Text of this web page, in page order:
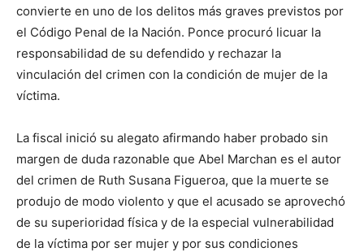
convierte en uno de los delitos más graves previstos por
el Código Penal de la Nación. Ponce procuró licuar la
responsabilidad de su defendido y rechazar la
vinculación del crimen con la condición de mujer de la
víctima.
La fiscal inició su alegato afirmando haber probado sin
margen de duda razonable que Abel Marchan es el autor
del crimen de Ruth Susana Figueroa, que la muerte se
produjo de modo violento y que el acusado se aprovechó
de su superioridad física y de la especial vulnerabilidad
de la víctima por ser mujer y por sus condiciones